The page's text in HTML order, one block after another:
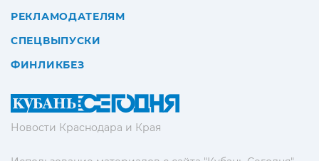
Новости Краснодара и Края
РЕКЛАМОДАТЕЛЯМ
СПЕЦВЫПУСКИ
ФИНЛИКБЕЗ